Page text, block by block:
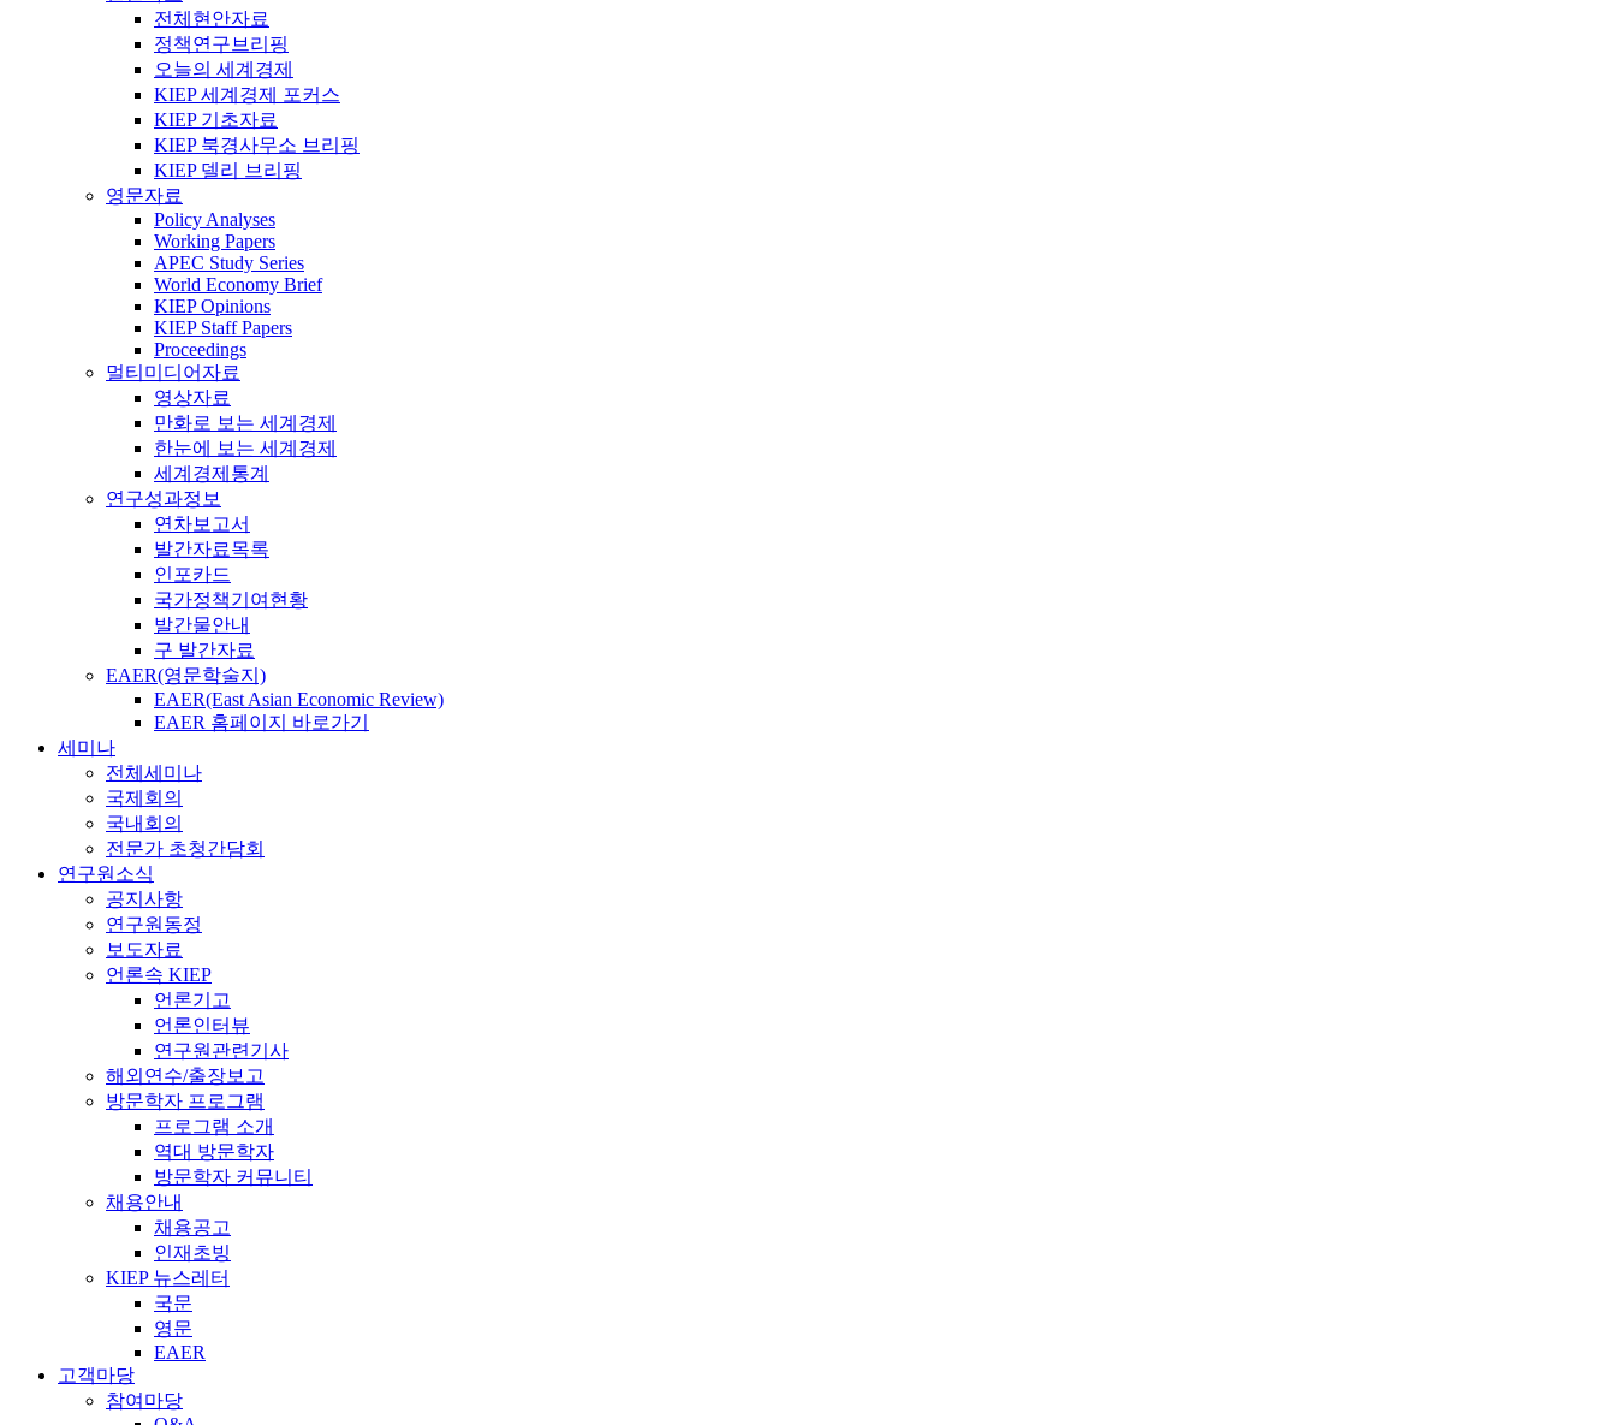
전체현안자료
정책연구브리핑
오늘의 세계경제
KIEP 세계경제 포커스
KIEP 기초자료
KIEP 북경사무소 브리핑
KIEP 델리 브리핑
영문자료
Policy Analyses
Working Papers
APEC Study Series
World Economy Brief
KIEP Opinions
KIEP Staff Papers
Proceedings
멀티미디어자료
영상자료
만화로 보는 세계경제
한눈에 보는 세계경제
세계경제통계
연구성과정보
연차보고서
발간자료목록
인포카드
국가정책기여현황
발간물안내
구 발간자료
EAER(영문학술지)
EAER(East Asian Economic Review)
EAER 홈페이지 바로가기
세미나
전체세미나
국제회의
국내회의
전문가 초청간담회
연구원소식
공지사항
연구원동정
보도자료
언론속 KIEP
언론기고
언론인터뷰
연구원관련기사
해외연수/출장보고
방문학자 프로그램
프로그램 소개
역대 방문학자
방문학자 커뮤니티
채용안내
채용공고
인재초빙
KIEP 뉴스레터
국문
영문
EAER
고객마당
참여마당